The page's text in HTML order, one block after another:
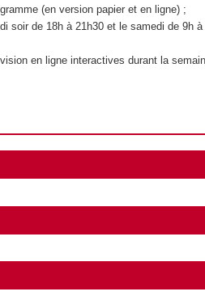
(en version papier et en ligne) ;
soir de 18h à 21h30 et le samedi de 9h à
en ligne interactives durant la